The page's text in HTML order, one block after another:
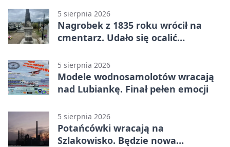
5 sierpnia 2026
Nagrobek z 1835 roku wrócił na
cmentarz. Udało się ocalić
5 sierpnia 2026
Modele wodnosamolotów wracają
nad Lubiankę. Finał pełen emocji
5 sierpnia 2026
Potańcówki wracają na
Szlakowisko. Będzie nowa